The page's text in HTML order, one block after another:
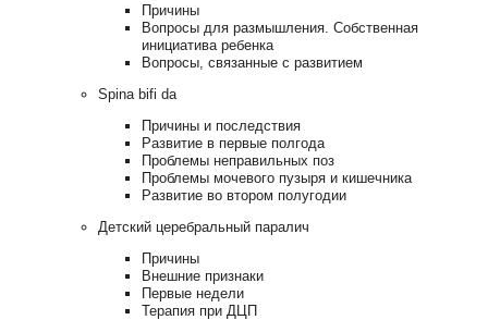
Причины
Вопросы для размышления. Собственная
инициатива ребенка
Вопросы, связанные с развитием
Spina bifi da
Причины и последствия
Развитие в первые полгода
Проблемы неправильных поз
Проблемы мочевого пузыря и кишечника
Развитие во втором полугодии
Детский церебральный паралич
Причины
Внешние признаки
Первые недели
Терапия при ДЦП